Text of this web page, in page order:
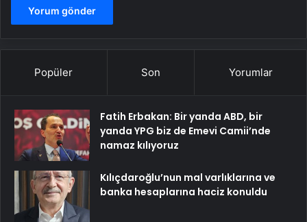
Popüler Son Yorumlar
Fatih Erbakan: Bir yanda ABD, bir
yanda YPG biz de Emevi Camii’nde
namaz kılıyoruz
Kılıçdaroğlu’nun mal varlıklarına ve
banka hesaplarına haciz konuldu